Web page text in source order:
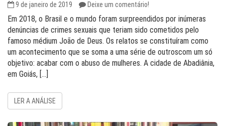
9 de janeiro de 2019 Deixe um comentário!
Em 2018, o Brasil e o mundo foram surpreendidos por inúmeras
denúncias de crimes sexuais que teriam sido cometidos pelo
famoso médium João de Deus. Os relatos se constituíram como
um acontecimento que se soma a uma série de outroscom um só
objetivo: acabar com o abuso de mulheres. A cidade de Abadiânia,
em Goiás, […]
LER A ANÁLISE